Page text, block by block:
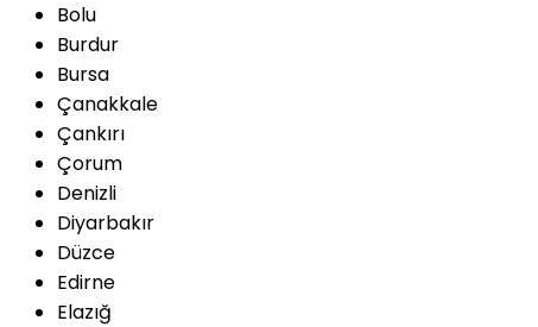
Bolu
Burdur
Bursa
Çanakkale
Çankırı
Çorum
Denizli
Diyarbakır
Düzce
Edirne
Elazığ